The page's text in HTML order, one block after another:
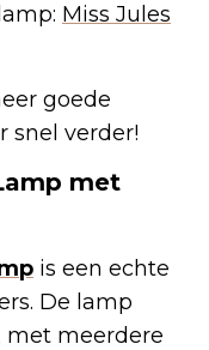
Miss Jules
goede
snel verder!
met
is een echte
De lamp
meerdere